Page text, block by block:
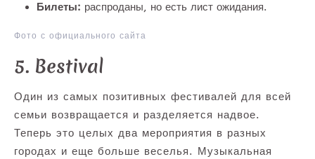
Билеты: распроданы, но есть лист ожидания.
Фото с официального сайта
5. Bestival
Один из самых позитивных фестивалей для всей
семьи возвращается и разделяется надвое.
Теперь это целых два мероприятия в разных
городах и еще больше веселья. Музыкальная